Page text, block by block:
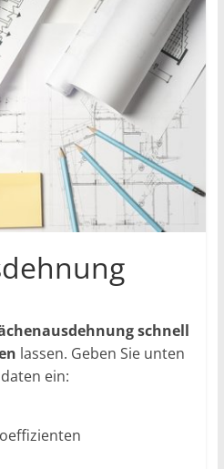
schnell
lassen. Geben Sie unten
ein: